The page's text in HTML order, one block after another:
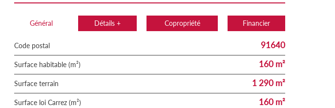
Général Détails + Copropriété Financier
Code postal 91640
Surface habitable (m²) 160 m²
surface terrain 1 290 m²
Surface loi Carrez (m²) 160 m²